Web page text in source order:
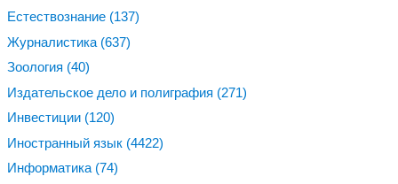
Естествознание (137)
Журналистика (637)
Зоология (40)
Издательское дело и полиграфия (271)
Инвестиции (120)
Иностранный язык (4422)
Информатика (74)